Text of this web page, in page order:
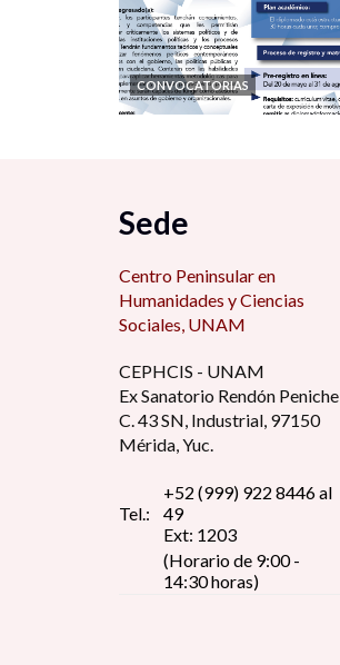
CONVOCATORIAS
Sede
Centro Peninsular en
Humanidades y Ciencias
Sociales, UNAM
CEPHCIS - UNAM
Ex Sanatorio Rendón Peniche
C. 43 SN, Industrial, 97150
Mérida, Yuc.
Tel.:
+52 (999) 922 8446 al
49
Ext: 1203
(Horario de 9:00 -
14:30 horas)